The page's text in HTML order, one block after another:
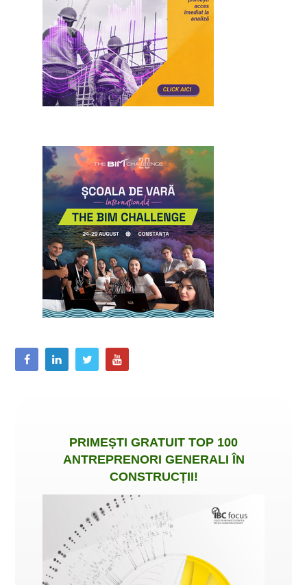
PRIMEȘTI GRATUIT TOP 100
ANTREPRENORI GENERALI ÎN
CONSTRUCȚII!